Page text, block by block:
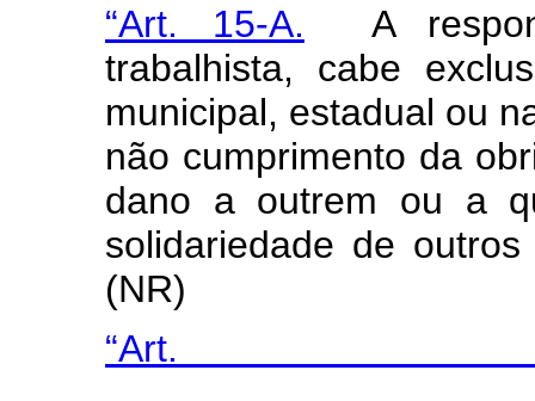
“Art. 15-A. A
trabalhista, cabe
municipal, estadual ou
não cumprimento da
dano a outrem ou a
solidariedade de
(NR)